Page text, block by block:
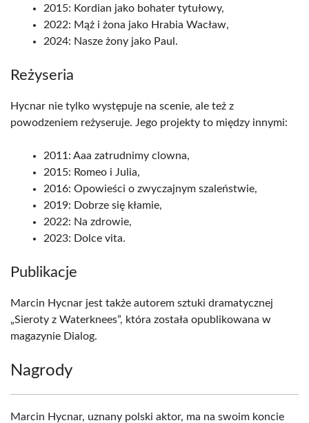
2015: Kordian jako bohater tytułowy,
2022: Mąż i żona jako Hrabia Wacław,
2024: Nasze żony jako Paul.
Reżyseria
Hycnar nie tylko występuje na scenie, ale też z
powodzeniem reżyseruje. Jego projekty to między innymi:
2011: Aaa zatrudnimy clowna,
2015: Romeo i Julia,
2016: Opowieści o zwyczajnym szaleństwie,
2019: Dobrze się kłamie,
2022: Na zdrowie,
2023: Dolce vita.
Publikacje
Marcin Hycnar jest także autorem sztuki dramatycznej
„Sieroty z Waterknees”, która została opublikowana w
magazynie Dialog.
Nagrody
Marcin Hycnar, uznany polski aktor, ma na swoim koncie